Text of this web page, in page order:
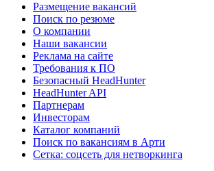
Размещение вакансий
Поиск по резюме
О компании
Наши вакансии
Реклама на сайте
Требования к ПО
Безопасный HeadHunter
HeadHunter API
Партнерам
Инвесторам
Каталог компаний
Поиск по вакансиям в Арти
Сетка: соцсеть для нетворкинга